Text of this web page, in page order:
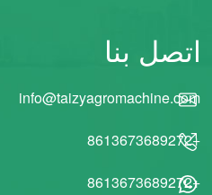
اتصل بنا
+8613673689272
+8613673689272